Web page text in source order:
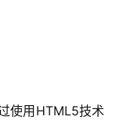
使用HTML5技术